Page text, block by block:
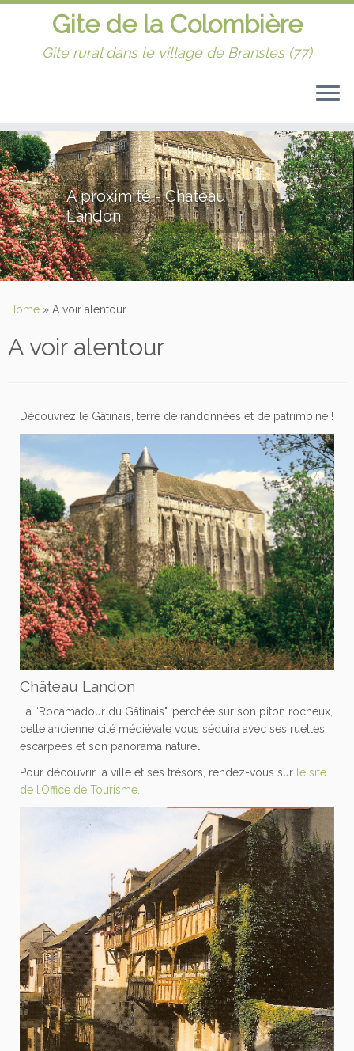
Gite de la Colombière
Gite rural dans le village de Bransles (77)
chateau-ete-1
Home » A voir alentour
A voir alentour
Découvrez le Gâtinais, terre de randonnées et de patrimoine !
Château Landon
La “Rocamadour du Gâtinais", perchée sur son piton rocheux,
cette ancienne cité médiévale vous séduira avec ses ruelles
escarpées et son panorama naturel.
Pour découvrir la ville et ses trésors, rendez-vous sur le site
de l’Office de Tourisme.